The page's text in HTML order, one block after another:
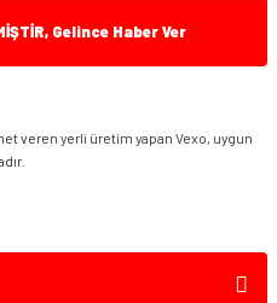
Gelince Haber Ver
veren yerli üretim yapan Vexo, uygun